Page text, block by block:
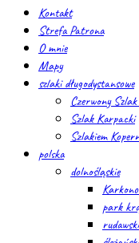
Kontakt
Strefa Patrona
O mnie
Mapy
szlaki długodystansowe
Czerwony
Szlak Karpacki
Szlakiem
polska
dolnośląskie
park